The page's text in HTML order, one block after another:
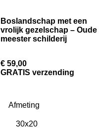
Boslandschap met een
vrolijk gezelschap – Oude
meester schilderij
€ 59,00
GRATIS verzending
Afmeting